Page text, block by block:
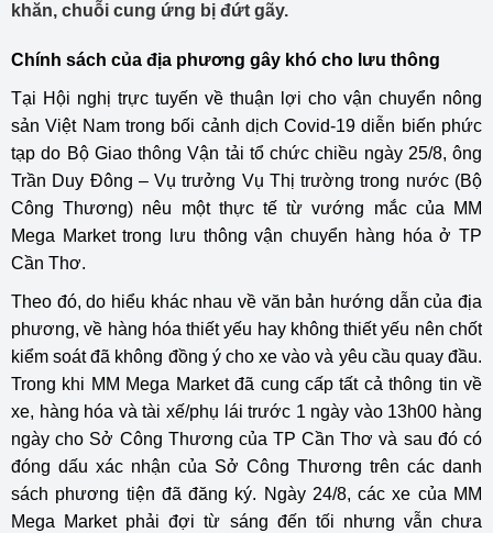
khăn, chuỗi cung ứng bị đứt gãy.
Chính sách của địa phương gây khó cho lưu thông
Tại Hội nghị trực tuyến về thuận lợi cho vận chuyển nông
sản Việt Nam trong bối cảnh dịch Covid-19 diễn biến phức
tạp do Bộ Giao thông Vận tải tổ chức chiều ngày 25/8, ông
Trần Duy Đông – Vụ trưởng Vụ Thị trường trong nước (Bộ
Công Thương) nêu một thực tế từ vướng mắc của MM
Mega Market trong lưu thông vận chuyển hàng hóa ở TP
Cần Thơ.
Theo đó, do hiểu khác nhau về văn bản hướng dẫn của địa
phương, về hàng hóa thiết yếu hay không thiết yếu nên chốt
kiểm soát đã không đồng ý cho xe vào và yêu cầu quay đầu.
Trong khi MM Mega Market đã cung cấp tất cả thông tin về
xe, hàng hóa và tài xế/phụ lái trước 1 ngày vào 13h00 hàng
ngày cho Sở Công Thương của TP Cần Thơ và sau đó có
đóng dấu xác nhận của Sở Công Thương trên các danh
sách phương tiện đã đăng ký. Ngày 24/8, các xe của MM
Mega Market phải đợi từ sáng đến tối nhưng vẫn chưa